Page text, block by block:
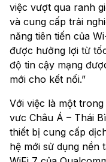
việc vượt qua ranh
và cung cấp trải
năng tiên tiến của
được hưởng lợi từ
độ tin cậy mạng
mới cho kết nối.”
Với việc là một
vưc Châu Á – Thái
thiết bị cung cấp
hệ mới sử dụng nền